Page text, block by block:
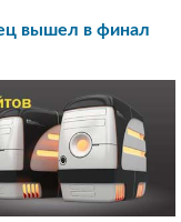
вышел в финал